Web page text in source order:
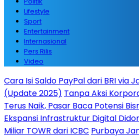
Lifestyle
Sport
Entertainment
Internasional
Pers Rilis
Video
Cara Isi Saldo PayPal dari BRI via
(Update 2025) Tanpa Aksi
Terus Naik, Pasar Baca Potensi
Ekspansi Infrastruktur Digital
Miliar TOWR dari ICBC Purbaya